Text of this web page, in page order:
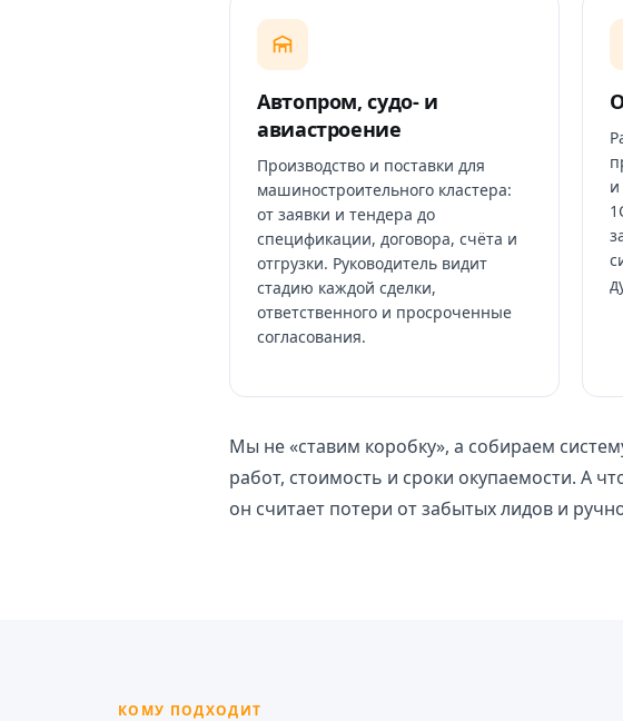
Автопром, судо- и
авиастроение
Производство и поставки для
машиностроительного кластера:
от заявки и тендера до
спецификации, договора, счёта и
отгрузки. Руководитель видит
стадию каждой сделки,
ответственного и просроченные
согласования.
Мы не «ставим коробку», а собираем
работ, стоимость и сроки окупаемости. А
он считает потери от забытых лидов и
КОМУ ПОДХОДИТ